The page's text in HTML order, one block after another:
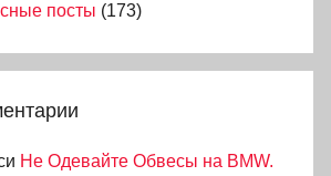
посты (173)
Не Одевайте Обвесы на BMW.